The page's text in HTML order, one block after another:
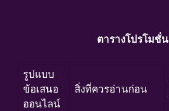
ตารางโปรโมชั่น
รูปแบบ
ข้อเสนอ
ออนไลน์
สิ่งที่ควรอ่านก่อน